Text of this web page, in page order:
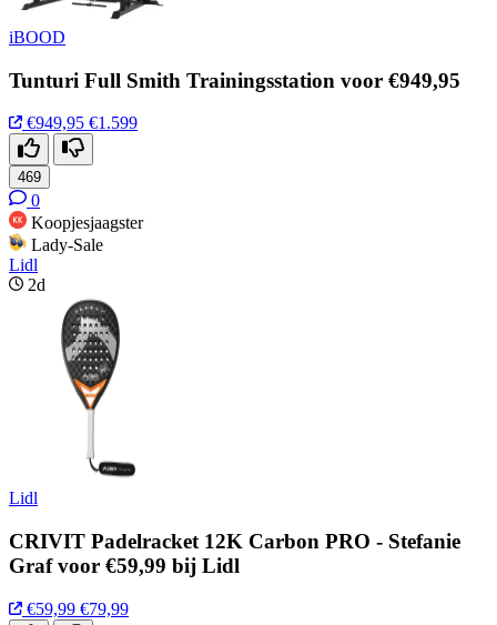
iBOOD
Tunturi Full Smith Trainingsstation voor €949,95
€949,95 €1.599
469
0
Koopjesjaagster
Lady-Sale
Lidl
2d
Lidl
CRIVIT Padelracket 12K Carbon PRO - Stefanie
Graf voor €59,99 bij Lidl
€59,99 €79,99